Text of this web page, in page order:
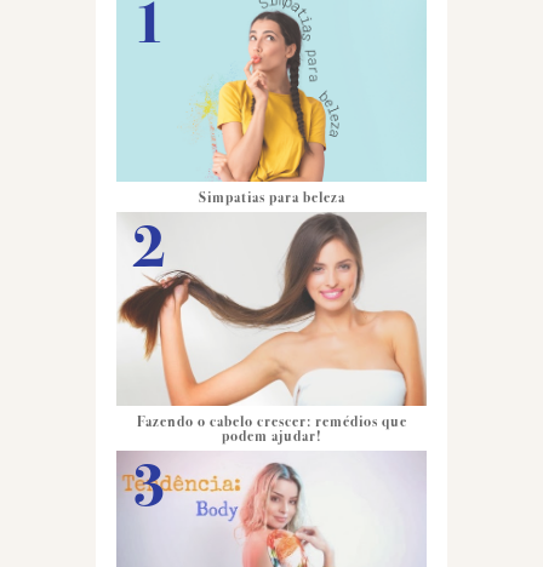
Simpatias para beleza
Fazendo o cabelo crescer: remédios que
podem ajudar!